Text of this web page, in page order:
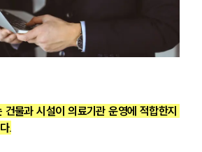
건물과 시설이 의료기관 운영에 적합한지
.